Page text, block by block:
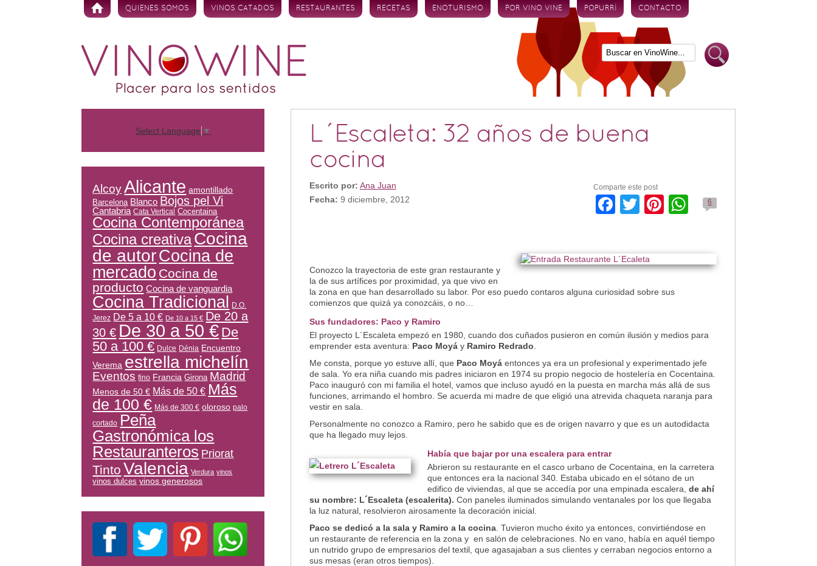
Skip to content
QUIENES SOMOS VINOS CATADOS RESTAURANTES RECETAS ENOTURISMO POR VINO VINE POPURRÍ CONTACTO
L´Escaleta: 32 años de buena
cocina
Escrito por: Ana Juan
Fecha: 9 diciembre, 2012
Comparte este post
Facebook
TwitterPinterest
WhatsApp
6
Conozco la trayectoria de este gran restaurante y
la de sus artífices por proximidad, ya que vivo en
la zona en que han desarrollado su labor. Por eso puedo contaros alguna curiosidad sobre sus
comienzos que quizá ya conozcáis, o no…
Sus fundadores: Paco y Ramiro
El proyecto L´Escaleta empezó en 1980, cuando dos cuñados pusieron en común ilusión y medios para
emprender esta aventura: Paco Moyáy Ramiro Redrado
Me consta, porque yo estuve allí, que Paco Moyá entonces ya era un profesional y experimentado jefe
de sala. Yo era niña cuando mis padres iniciaron en 1974 su propio negocio de hostelería en Cocentaina.
Paco inauguró con mi familia el hotel, vamos que incluso ayudó en la puesta en marcha más allá de sus
funciones, arrimando el hombro. Se acuerda mi madre de que eligió una atrevida chaqueta naranja para
vestir en sala.
Personalmente no conozco a Ramiro, pero he sabido que es de origen navarro y que es un autodidacta
que ha llegado muy lejos.
Había que bajar por una escalera para entrar
Abrieron su restaurante en el casco urbano de Cocentaina, en la carretera
que entonces era la nacional 340. Estaba ubicado en el sótano de un
edifico de viviendas, al que se accedía por una empinada escalera,de ahí
su nombre: L´Escaleta (escalerita). Con paneles iluminados simulando ventanales por los que llegaba
la luz natural, resolvieron airosamente la decoración inicial.
Paco se dedicó a la sala y Ramiro a la cocina. Tuvieron mucho éxito ya entonces, convirtiéndose en
un restaurante de referencia en la zona y en salón de celebraciones. No en vano, había en aquél tiempo
un nutrido grupo de empresarios del textil, que agasajaban a sus clientes y cerraban negocios entorno a
sus mesas (eran otros tiempos).
Select Language ▼
Alcoy Alicante amontillado
Barcelona Blanco Bojos pel Vi
Cantabria Cata Vertical Cocentaina
Cocina Contemporánea
Cocina creativaCocina
de autorCocina de
mercado Cocina de
producto Cocina de vanguardia
Cocina Tradicional
D.O.
Jerez De 5 a 10 € De 10 a 15 € De 20 a
30 € De 30 a 50 € De
50 a 100 € Dulce Dénia Encuentro
Verema estrella michelín
Eventos fino Francia Girona Madrid
Menos de 50 € Más de 50 € Más
de 100 € Más de 300 € oloroso palo
cortado Peña
Gastronómica los
Restauranteros Priorat
Tinto Valencia Verdura vinos
vinos dulces vinos generosos